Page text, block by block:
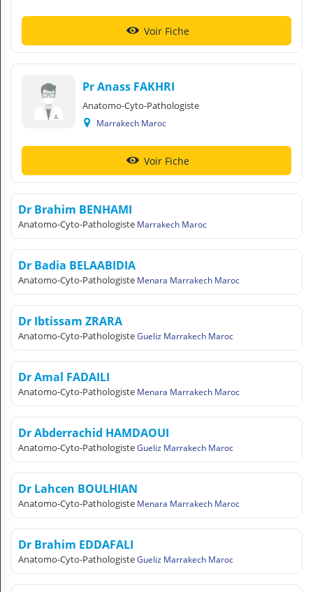
Voir Fiche
Pr Anass FAKHRI
Anatomo-Cyto-Pathologiste
Marrakech Maroc
Voir Fiche
Dr Brahim BENHAMI
Anatomo-Cyto-Pathologiste Marrakech Maroc
Dr Badia BELAABIDIA
Anatomo-Cyto-Pathologiste Menara Marrakech Maroc
Dr Ibtissam ZRARA
Anatomo-Cyto-PathologisteGueliz Marrakech Maroc
Dr Amal FADAILI
Anatomo-Cyto-Pathologiste Menara Marrakech Maroc
Dr Abderrachid HAMDAOUI
Anatomo-Cyto-PathologisteGueliz Marrakech Maroc
Dr Lahcen BOULHIAN
Anatomo-Cyto-Pathologiste Menara Marrakech Maroc
Dr Brahim EDDAFALI
Anatomo-Cyto-PathologisteGueliz Marrakech Maroc